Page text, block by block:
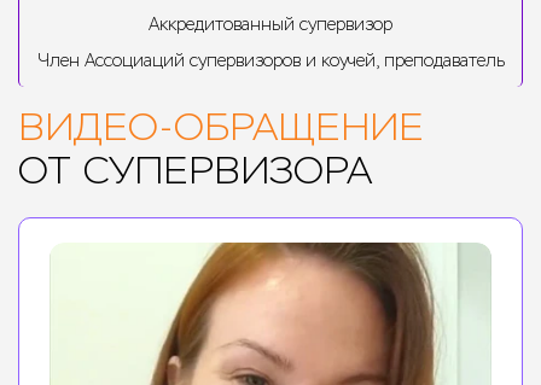
Аккредитованный супервизор
Член Ассоциаций супервизоров и коучей, преподаватель
ВИДЕО-ОБРАЩЕНИЕ
ОТ СУПЕРВИЗОРА